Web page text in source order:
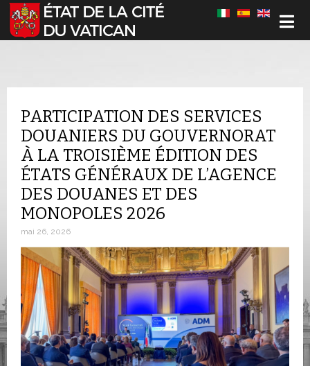
Sélectionnez votre langue
PARTICIPATION DES SERVICES
DOUANIERS DU GOUVERNORAT
À LA TROISIÈME ÉDITION DES
ÉTATS GÉNÉRAUX DE L’AGENCE
DES DOUANES ET DES
MONOPOLES 2026
mai 26, 2026